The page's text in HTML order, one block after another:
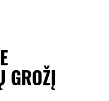
GROŽĮ